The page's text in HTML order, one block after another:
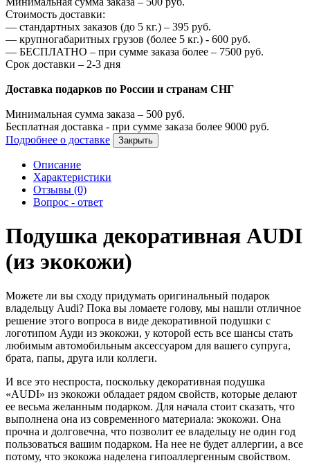
Стоимость доставки:
— стандартных заказов (до 5 кг.) – 395 руб.
— крупногабаритных грузов (более 5 кг.) - 600 руб.
— БЕСПЛАТНО – при сумме заказа более – 7500 руб.
Срок доставки – 2-3 дня
Доставка подарков по России и странам СНГ
Минимальная сумма заказа – 500 руб.
Бесплатная доставка - при сумме заказа более 9000 руб.
Подробнее о доставке
Закрыть
Описание
Характеристики
Отзывы (0)
Вопрос - ответ
Подушка декоративная AUDI
(из экокожи)
Можете ли вы сходу придумать оригинальный подарок
владельцу Audi? Пока вы ломаете голову, мы нашли отличное
решение этого вопроса в виде декоративной подушки с
логотипом Ауди из экокожи, у которой есть все шансы стать
любимым автомобильным аксессуаром для вашего супруга,
брата, папы, друга или коллеги.
И все это неспроста, поскольку декоративная подушка
«AUDI» из экокожи обладает рядом свойств, которые делают
ее весьма желанным подарком. Для начала стоит сказать, что
выполнена она из современного материала: экокожи. Она
прочна и долговечна, что позволит ее владельцу не один год
пользоваться вашим подарком. На нее не будет аллергии, а все
потому, что экокожа наделена гипоаллергенным свойством.